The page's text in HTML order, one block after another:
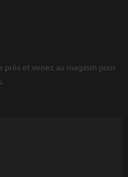
près et venez au magasin pour